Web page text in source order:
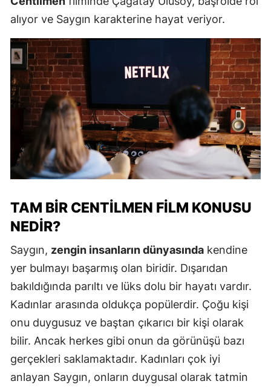
alıyor ve Saygın karakterine hayat veriyor.
TAM BIR CENTILMEN FILM KONUSU
NEDIR?
Saygın, zengin insanların dünyasında kendine
yer bulmayı başarmış olan biridir. Dışarıdan
bakıldığında parıltı ve lüks dolu bir hayatı vardır.
Kadınlar arasında oldukça popülerdir. Çoğu kişi
onu duygusuz ve baştan çıkarıcı bir kişi olarak
bilir. Ancak herkes gibi onun da görünüşü bazı
gerçekleri saklamaktadır. Kadınları çok iyi
anlayan Saygın, onların duygusal olarak tatmin